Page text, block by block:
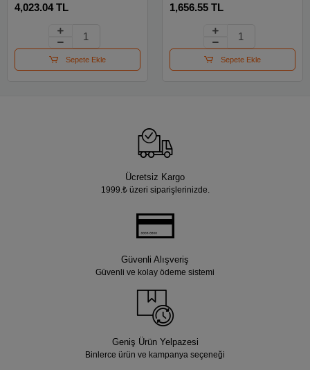
4,023.04 TL
Sepete Ekle
1,656.55 TL
Sepete Ekle
Ücretsiz Kargo
1999.₺ üzeri siparişlerinizde.
Güvenli Alışveriş
Güvenli ve kolay ödeme sistemi
Geniş Ürün Yelpazesi
Binlerce ürün ve kampanya seçeneği